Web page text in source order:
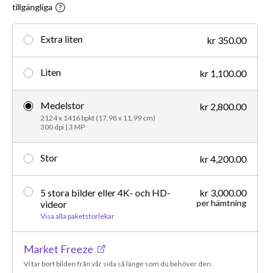
tillgängliga
Extra liten kr 350.00
Liten kr 1,100.00
Medelstor
2124 x 1416 bpkt (17,98 x 11,99 cm)
300 dpi | 3 MP
kr 2,800.00
Stor kr 4,200.00
5 stora bilder eller 4K- och HD-
videor
Visa alla paketstorlekar
kr 3,000.00
per hämtning
Market Freeze
Vi tar bort bilden från vår sida så länge som du behöver den.